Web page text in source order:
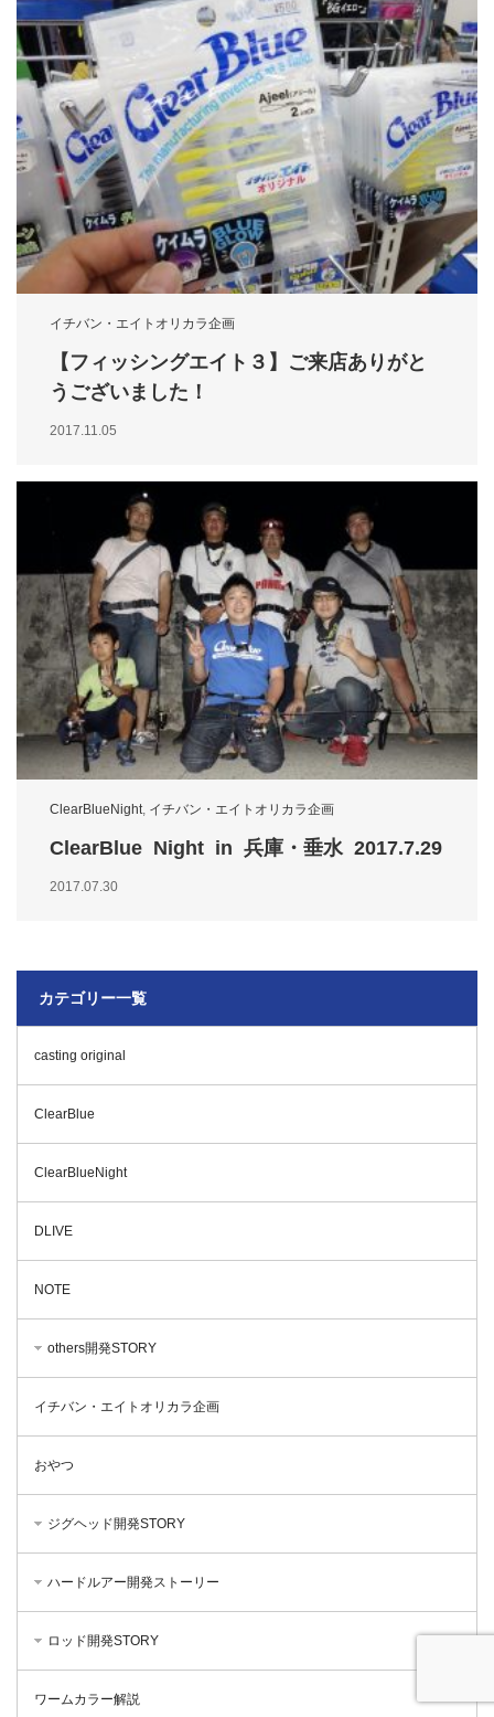
イチバン・エイトオリカラ企画
【フィッシングエイト３】ご来店ありがと
うございました！
2017.11.05
ClearBlueNight イチバン・エイトオリカラ企画
ClearBlue Night in 兵庫・垂水 2017.7.29
2017.07.30
カテゴリー一覧
casting original
ClearBlue
ClearBlueNight
DLIVE
NOTE
others開発STORY
イチバン・エイトオリカラ企画
おやつ
ジグヘッド開発STORY
ハードルアー開発ストーリー
ロッド開発STORY
ワームカラー解説